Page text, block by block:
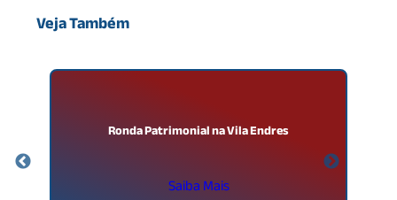
Veja Também
Ronda Patrimonial na Vila Endres
Saiba Mais